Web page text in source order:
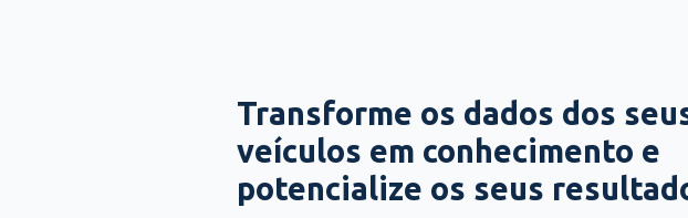
Transforme os dados dos
veículos em conhecimento e
potencialize os seus